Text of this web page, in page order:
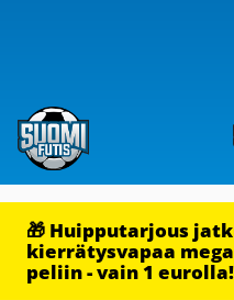
🎁 Huipputarjous
kierrätysvapaa
peliin - vain 1 eurolla!